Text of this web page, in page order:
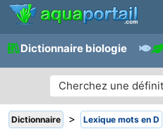
Dictionnaire biologie
Dictionnaire > Lexique mots en D